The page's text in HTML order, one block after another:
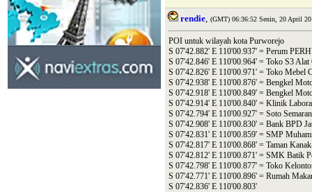
rendie, (GMT) 06:36:52 Senin, 20 April
POI untuk wilayah kota Purworejo
S 07'42.882' E 110'00.937' = Perum
S 07'42.846' E 110'00.964' = Toko S3
S 07'42.826' E 110'00.971' = Toko Mebel
S 07'42.938' E 110'00.876' = Bengkel
S 07'42.918' E 110'00.849' = Bengkel
S 07'42.914' E 110'00.840' = Klinik
S 07'42.794' E 110'00.927' = Soto
S 07'42.908' E 110'00.830' = Bank BPD
S 07'42.831' E 110'00.859' = SMP
S 07'42.817' E 110'00.868' = Taman
S 07'42.812' E 110'00.871' = SMK Batik
S 07'42.798' E 110'00.877' = Toko
S 07'42.771' E 110'00.896' = Rumah
S 07'42.836' E 110'00.803'